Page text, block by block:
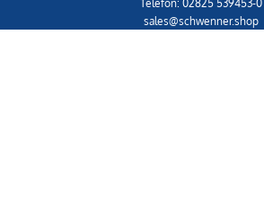
Telefon: 02825 539453-0
sales@schwenner.shop